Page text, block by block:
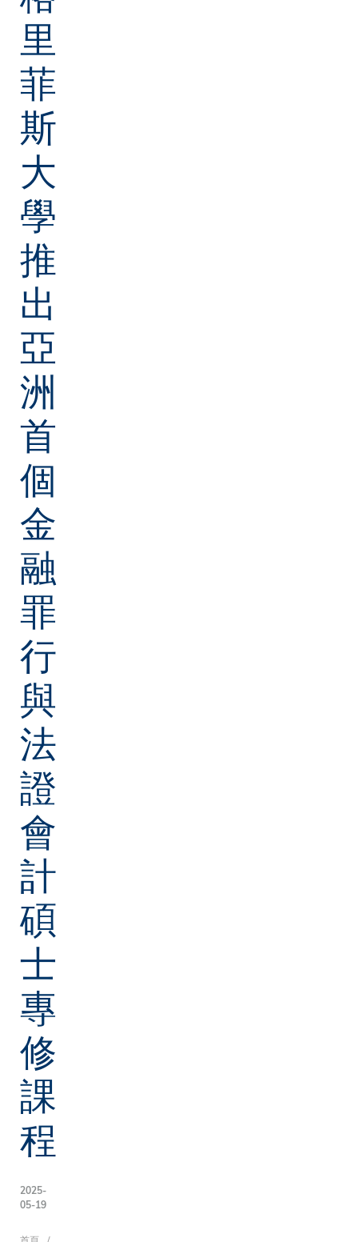
里
菲
斯
大
學
推
出
亞
洲
首
個
金
融
罪
行
與
法
證
會
計
碩
士
專
修
課
程
2025-
05-19